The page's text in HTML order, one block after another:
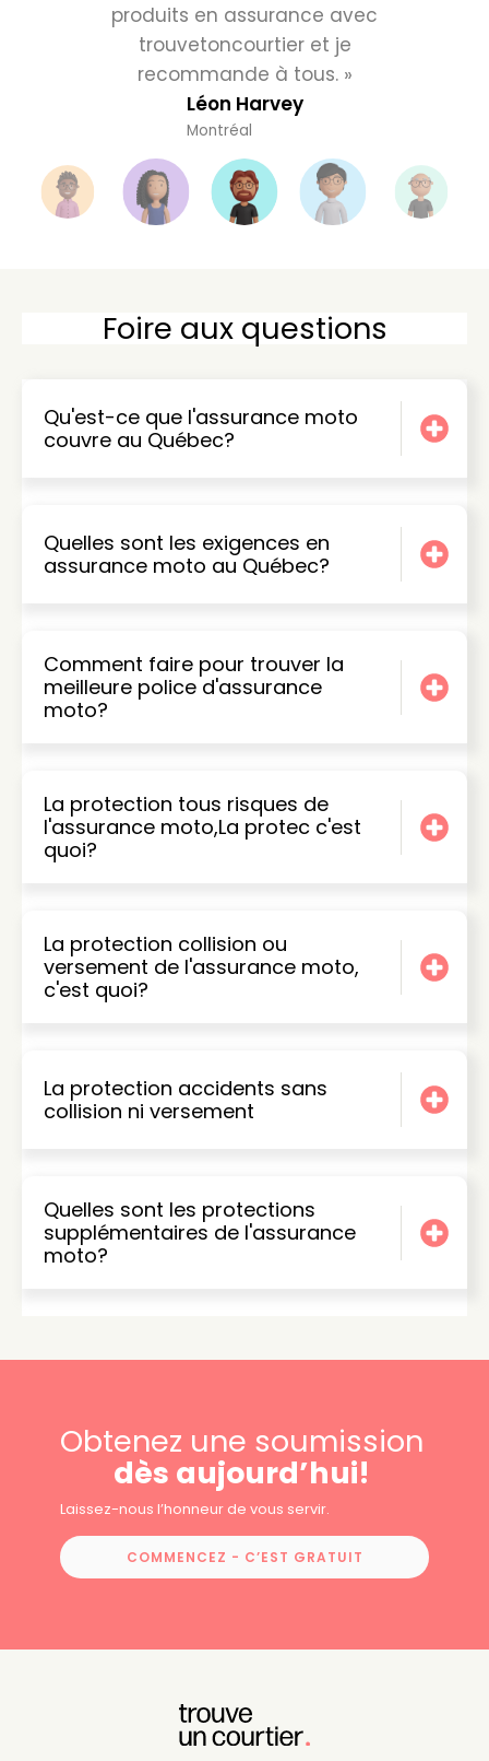
produits en assurance avec
trouvetoncourtier et je
recommande à tous. »
Léon Harvey
Montréal
Foire aux questions
Qu'est-ce que l'assurance moto
couvre au Québec?
Quelles sont les exigences en
assurance moto au Québec?
Comment faire pour trouver la
meilleure police d'assurance
moto?
La protection tous risques de
l'assurance moto,La protec c'est
quoi?
La protection collision ou
versement de l'assurance moto,
c'est quoi?
La protection accidents sans
collision ni versement
Quelles sont les protections
supplémentaires de l'assurance
moto?
Obtenez une soumission
dès aujourd’hui!
Laissez-nous l’honneur de vous servir.
COMMENCEZ - C’EST GRATUIT